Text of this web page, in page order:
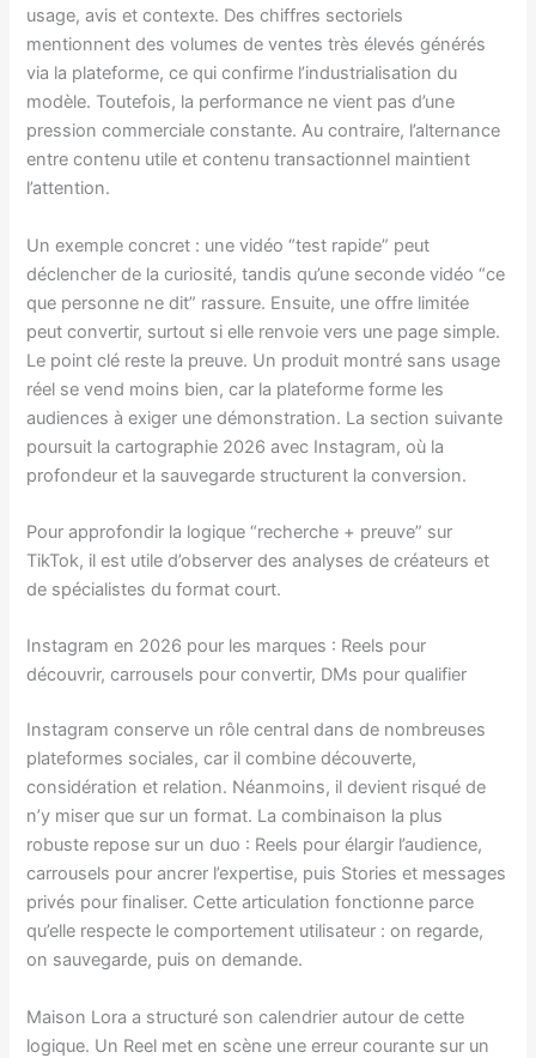
usage, avis et contexte. Des chiffres sectoriels
mentionnent des volumes de ventes très élevés générés
via la plateforme, ce qui confirme l’industrialisation du
modèle. Toutefois, la performance ne vient pas d’une
pression commerciale constante. Au contraire, l’alternance
entre contenu utile et contenu transactionnel maintient
l’attention.
Un exemple concret : une vidéo “test rapide” peut
déclencher de la curiosité, tandis qu’une seconde vidéo “ce
que personne ne dit” rassure. Ensuite, une offre limitée
peut convertir, surtout si elle renvoie vers une page simple.
Le point clé reste la preuve. Un produit montré sans usage
réel se vend moins bien, car la plateforme forme les
audiences à exiger une démonstration. La section suivante
poursuit la cartographie 2026 avec Instagram, où la
profondeur et la sauvegarde structurent la conversion.
Pour approfondir la logique “recherche + preuve” sur
TikTok, il est utile d’observer des analyses de créateurs et
de spécialistes du format court.
Instagram en 2026 pour les marques : Reels pour
découvrir, carrousels pour convertir, DMs pour qualifier
Instagram conserve un rôle central dans de nombreuses
plateformes sociales, car il combine découverte,
considération et relation. Néanmoins, il devient risqué de
n’y miser que sur un format. La combinaison la plus
robuste repose sur un duo : Reels pour élargir l’audience,
carrousels pour ancrer l’expertise, puis Stories et messages
privés pour finaliser. Cette articulation fonctionne parce
qu’elle respecte le comportement utilisateur : on regarde,
on sauvegarde, puis on demande.
Maison Lora a structuré son calendrier autour de cette
logique. Un Reel met en scène une erreur courante sur un